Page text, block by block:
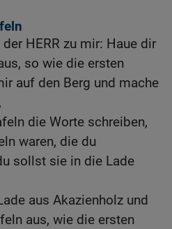
HERR zu mir: Haue dir
so wie die ersten
auf den Berg und mache
die Worte schreiben,
waren, die du
sollst sie in die Lade
aus Akazienholz und
aus, wie die ersten